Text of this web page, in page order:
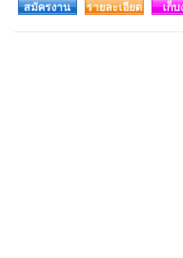
สมัครงาน รายละเอียด เก็